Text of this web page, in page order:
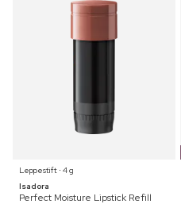
Leppestift ⋅ 4 g
Isadora
Perfect Moisture Lipstick Refill